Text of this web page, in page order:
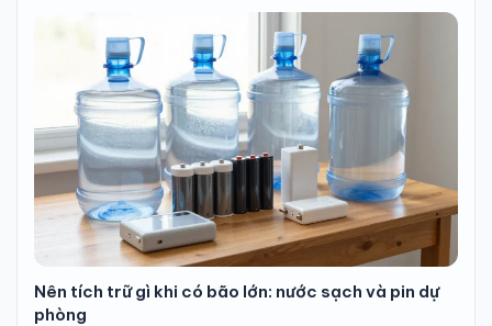
Nên tích trữ gì khi có bão lớn: nước sạch và pin dự
phòng